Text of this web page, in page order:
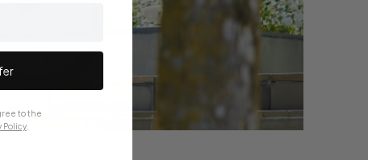
to the
Policy.